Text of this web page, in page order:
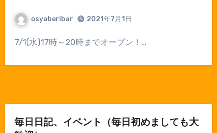
osyaberibar 2021年7月1日
7/1(水)17時～20時までオープン！…
毎日日記、イベント（毎日初めましても大